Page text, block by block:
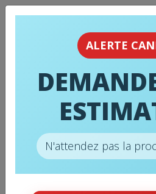
HEADER
ALERTE
N'attendez pas la